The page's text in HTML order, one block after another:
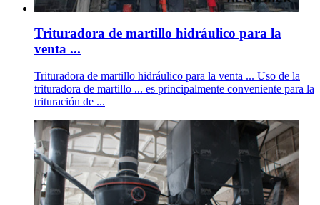
Trituradora de martillo hidráulico para la
venta ...
Trituradora de martillo hidráulico para la venta ... Uso de la
trituradora de martillo ... es principalmente conveniente para la
trituración de ...